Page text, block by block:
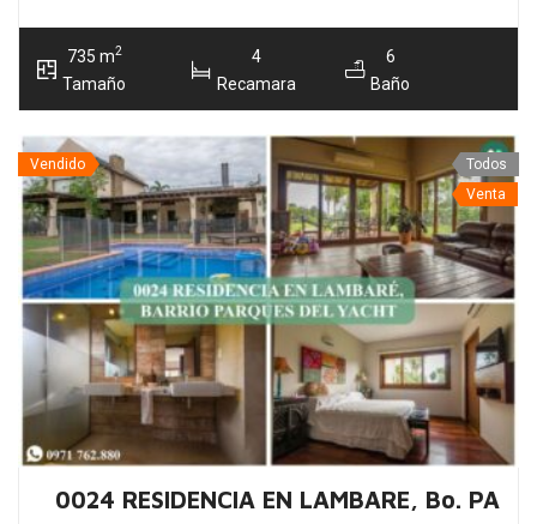
735 m2
Tamaño
4
Recamara
6
Baño
Vendido
Todos
Venta
0024 RESIDENCIA EN LAMBARE, Bo.